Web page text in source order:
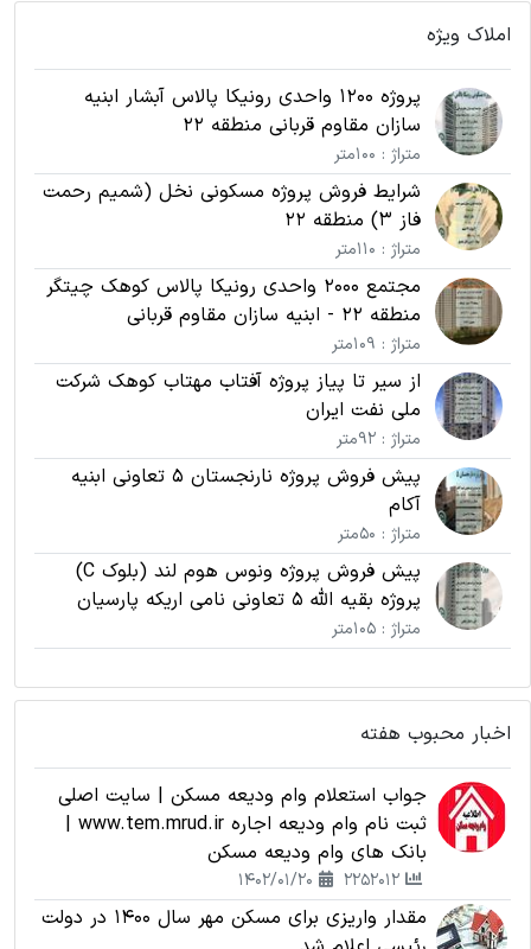
املاک ویژه
پروژه 1200 واحدی رونیکا پالاس آبشار ابنیه
سازان مقاوم قربانی منطقه 22
متراژ : 100متر
شرایط فروش پروژه مسکونی نخل (شمیم رحمت
فاز 3) منطقه 22
متراژ : 110متر
مجتمع 2000 واحدی رونیکا پالاس کوهک چیتگر
منطقه 22 - ابنیه سازان مقاوم قربانی
متراژ : 109متر
از سیر تا پیاز پروژه آفتاب مهتاب کوهک شرکت
ملی نفت ایران
متراژ : 92متر
پیش فروش پروژه نارنجستان 5 تعاونی ابنیه
آکام
متراژ : 50متر
پیش فروش پروژه ونوس هوم لند (بلوک C)
پروژه بقیه الله 5 تعاونی نامی اریکه پارسیان
متراژ : 105متر
اخبار محبوب هفته
جواب استعلام وام ودیعه مسکن | سایت اصلی
ثبت نام وام ودیعه اجاره www.tem.mrud.ir |
بانک های وام ودیعه مسکن
مقدار واریزی برای مسکن مهر سال 1400 در دولت